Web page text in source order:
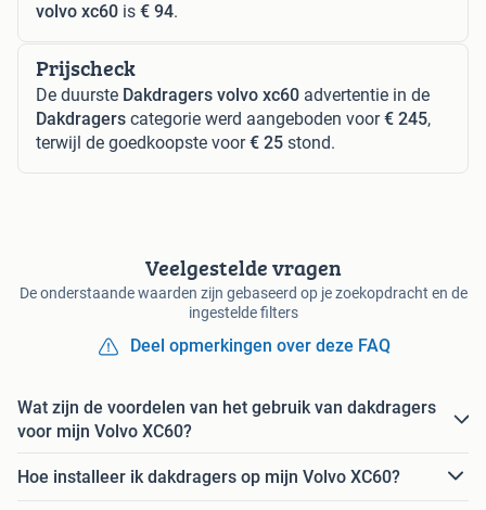
volvo xc60 is € 94.
Prijscheck
De duurste Dakdragers volvo xc60 advertentie in de
Dakdragers categorie werd aangeboden voor€ 245,
terwijl de goedkoopste voor€ 25 stond.
Veelgestelde vragen
De onderstaande waarden zijn gebaseerd op je zoekopdracht en de
ingestelde filters
Deel opmerkingen over deze FAQ
Wat zijn de voordelen van het gebruik van dakdragers
voor mijn Volvo XC60?
Hoe installeer ik dakdragers op mijn Volvo XC60?